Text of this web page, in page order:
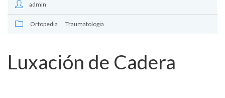
admin
Ortopedia Traumatologia
Luxación de Cadera